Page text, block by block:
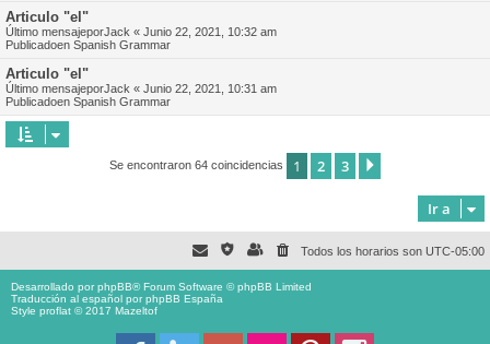
Articulo "el"
Último mensajeporJack « Junio 22, 2021, 10:32 am
Publicadoen Spanish Grammar
Articulo "el"
Último mensajeporJack « Junio 22, 2021, 10:31 am
Publicadoen Spanish Grammar
Se encontraron 64 coincidencias 1 2 3
Ir a
Todos los horarios son UTC-05:00
Desarrollado porphpBB® Forum Software © phpBB Limited
Traducción al español porphpBB España
Style proflat © 2017 Mazeltof